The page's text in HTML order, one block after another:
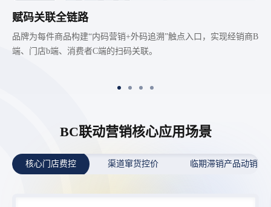
赋码关联全链路
品牌为每件商品构建“内码营销+外码追溯”触点入口，实现经销商B
端、门店b端、消费者C端的扫码关联。
BC联动营销核心应用场景
核心门店费控 渠道窜货控价 临期滞销产品动销